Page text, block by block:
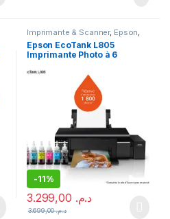
Imprimante & Scanner, Epson,
Imprimante ,Imprimante à
réservoirs rechargeables
Imprimante Jet d'encre,
Meilleures ventes
Epson EcoTank L805
Imprimante Photo à 6
-11%
د.م.
د.م.3.699,00